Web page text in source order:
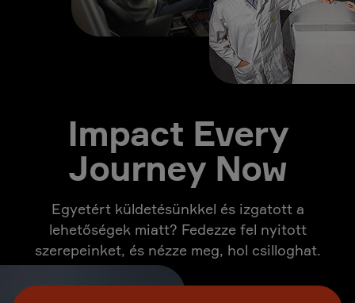
Impact Every
Journey Now
Egyetért küldetésünkkel és izgatott a
lehetőségek miatt? Fedezze fel nyitott
szerepeinket, és nézze meg, hol csilloghat.